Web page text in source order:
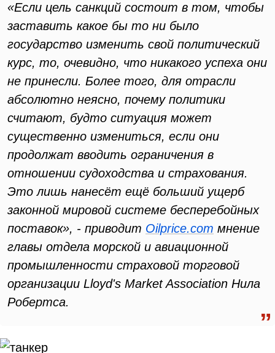
«Если цель санкций состоит в том, чтобы
заставить какое бы то ни было
государство изменить свой политический
курс, то, очевидно, что никакого успеха они
не принесли. Более того, для отрасли
абсолютно неясно, почему политики
считают, будто ситуация может
существенно измениться, если они
продолжат вводить ограничения в
отношении судоходства и страхования.
Это лишь нанесёт ещё больший ущерб
законной мировой системе бесперебойных
поставок», - приводит Oilprice.com мнение
главы отдела морской и авиационной
промышленности страховой торговой
организации Lloyd's Market Association Нила
Робертса.